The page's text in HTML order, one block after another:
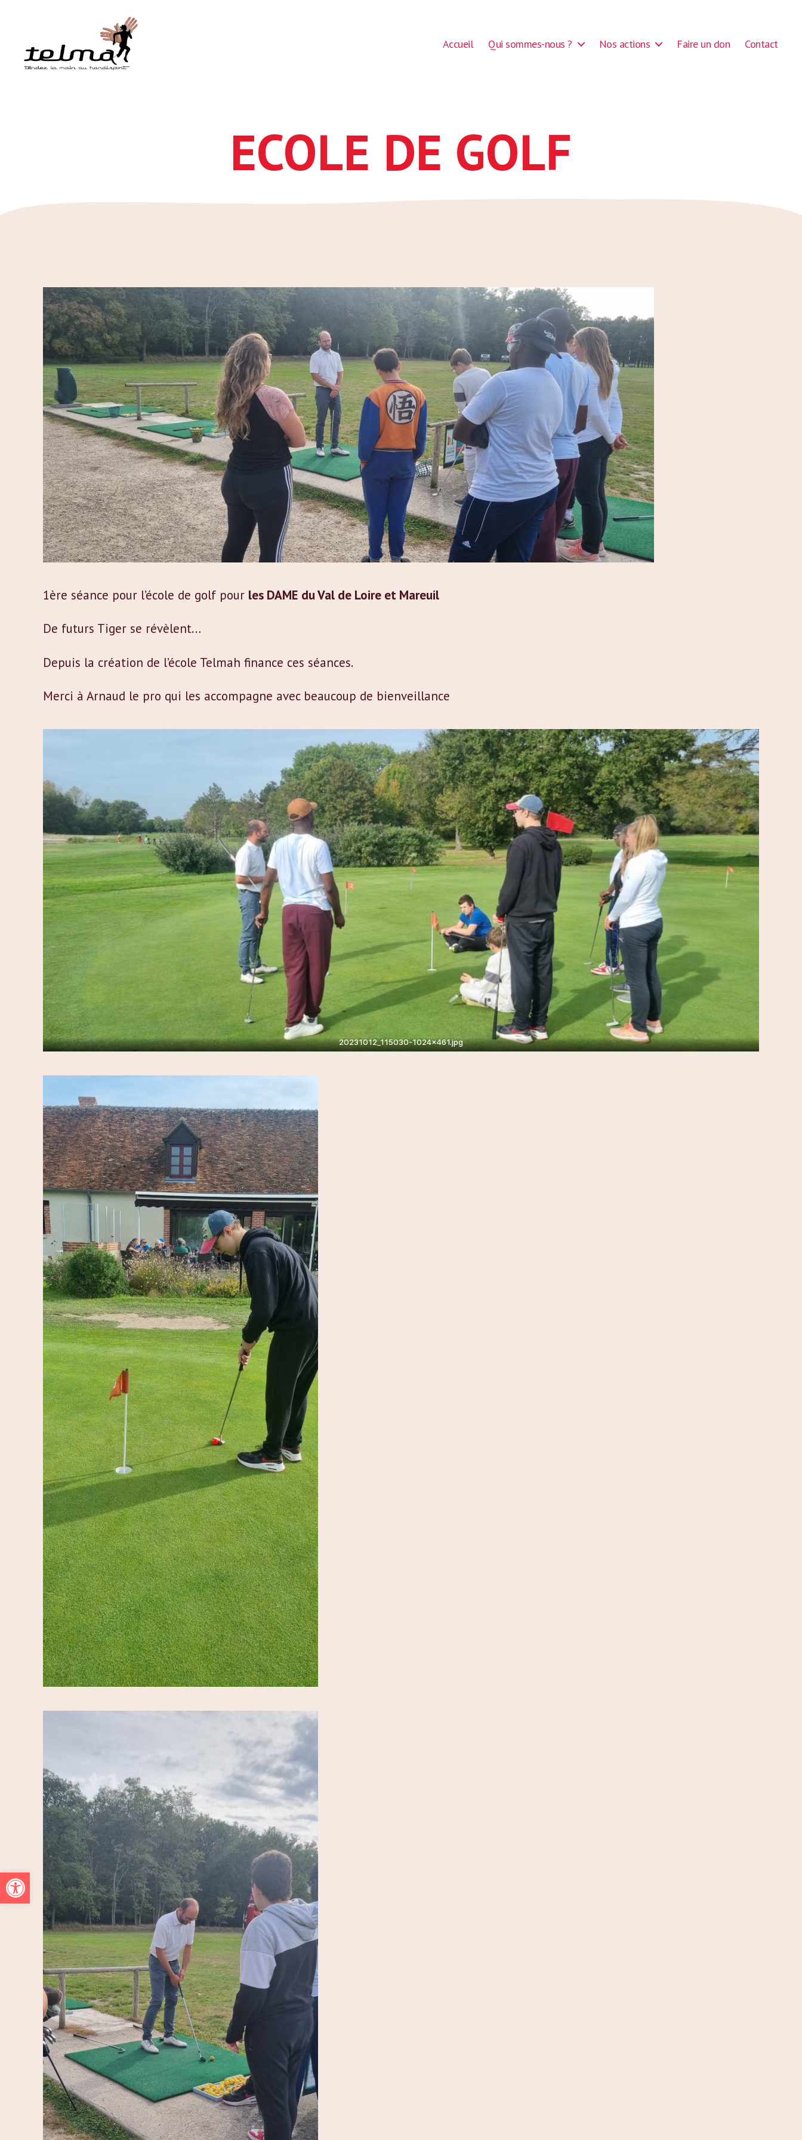
Ouvrir la barre d’outils
Accueil Qui sommes-nous ? Nos actions Faire un don Contact
ECOLE DE GOLF
1ère séance pour l’école de golf pour les DAME du Val de Loire et Mareuil
De futurs Tiger se révèlent…
Depuis la création de l’école Telmah finance ces séances.
Merci à Arnaud le pro qui les accompagne avec beaucoup de bienveillance
20231012_115030-1024×461.jpg